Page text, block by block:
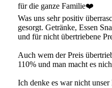
für die ganze Familie❤️
Was uns sehr positiv
gesorgt. Getränke, Essen
und für nicht übertriebene
Auch wem der Preis
110% und man macht es
Ich denke es war nicht